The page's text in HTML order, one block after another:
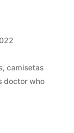
, camisetas
doctor who